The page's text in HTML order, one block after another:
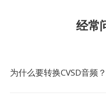
经常
为什么要转换CVSD音频？